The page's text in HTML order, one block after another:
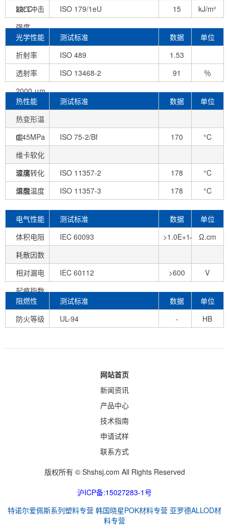
缺口冲击
强度
23°C ISO 179/1eU 15 kJ/m²
光学性能 测试标准 数据
单位
折射率
ISO 489
1.53
透射率
2000 μm
ISO 13468-2 91 ％
热性能 测试标准 数据
单位
热变形温
度
0.45MPa
未退火
ISO 75-2/Bf 170
°C
维卡软化
温度
玻璃转化
温度
ISO 11357-2 178
°C
熔融温度
ISO 11357-3 178 °C
电气性能 测试标准 数据
单位
体积电阻
IEC 60093 >1.0E+14
Ω.cm
耗散因数
相对漏电
起痕指数
IEC 60112 >600 V
阻燃性 测试标准 数据
单位
防火等级
UL-94 - HB
网站首页
新闻资讯
产品中心
技术指南
申请试样
联系方式
版权所有 © Shshsj.com All Rights Reserved
沪ICP备:15027283-1号
特诺尔爱佩斯系列塑料专营 韩国晓星POK材料专营 亚罗德ALLOD材
料专营